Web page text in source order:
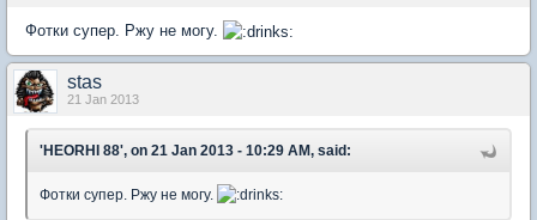
Фотки супер. Ржу не могу.
stas
21 Jan 2013
'HEORHI 88', on 21 Jan 2013 - 10:29 AM, said:
Фотки супер. Ржу не могу.